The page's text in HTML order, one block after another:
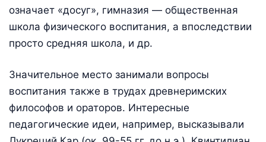
означает «досуг», гимназия — общественная
школа физического воспитания, а впоследствии
просто средняя школа, и др.
Значительное место занимали вопросы
воспитания также в трудах древнеримских
философов и ораторов. Интересные
педагогические идеи, например, высказывали